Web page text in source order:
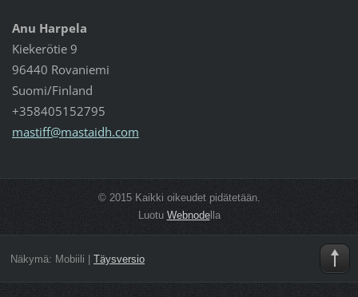
Anu Harpela
Kiekerötie 9
96440 Rovaniemi
Suomi/Finland
+358405152795
mastiff@mastaidh.com
© 2015 Kaikki oikeudet pidätetään.
Luotu Webnodella
Näkymä: Mobiili Täysversio